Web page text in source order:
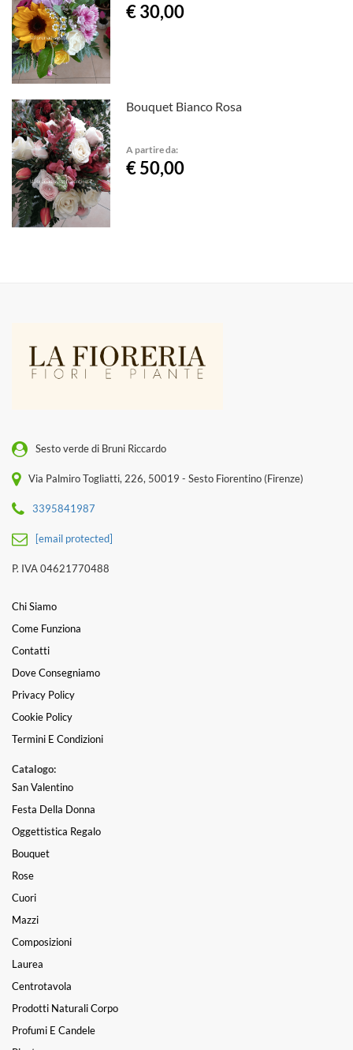
€ 30,00
Bouquet Bianco Rosa
A partire da:
€ 50,00
Sesto verde di Bruni Riccardo
Via Palmiro Togliatti, 226, 50019 - Sesto Fiorentino (Firenze)
3395841987
[email protected]
P. IVA 04621770488
Chi Siamo
Come Funziona
Contatti
Dove Consegniamo
Privacy Policy
Cookie Policy
Termini E Condizioni
Catalogo:
San Valentino
Festa Della Donna
Oggettistica Regalo
Bouquet
Rose
Cuori
Mazzi
Composizioni
Laurea
Centrotavola
Prodotti Naturali Corpo
Profumi E Candele